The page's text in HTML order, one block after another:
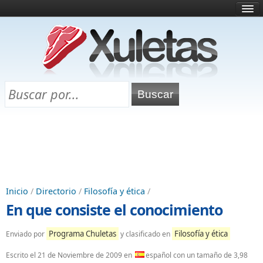
¿Qué es esto?
Directorio
Chuletas para exámenes
Inicio / Directorio / Filosofía y ética /
En que consiste el conocimiento
Enviado por Programa Chuletas y clasificado en Filosofía y ética
Escrito el 21 de Noviembre de 2009en español con un tamaño de 3,98